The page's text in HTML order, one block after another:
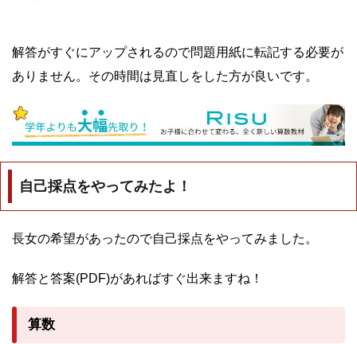
解答がすぐにアップされるので問題用紙に転記する必要が
ありません。その時間は見直しをした方が良いです。
自己採点をやってみたよ！
長女の希望があったので自己採点をやってみました。
解答と答案(PDF)があればすぐ出来ますね！
算数